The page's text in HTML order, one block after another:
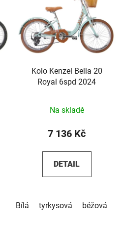
Kolo Kenzel Bella 20
Royal 6spd 2024
Na skladě
7 136 Kč
DETAIL
Bílá tyrkysová béžová